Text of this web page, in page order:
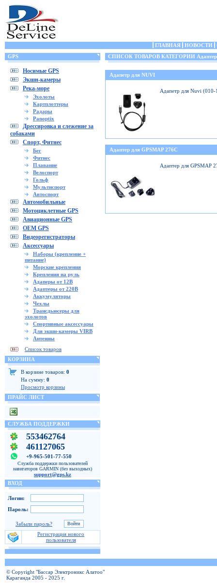
ГЛАВНАЯ НОВОСТИ
GPS
Носимые GPS
Экшн-камеры
Река-море
Эхолоты
Картплоттеры
Радары
Panoptix
Дрессировка и слежение за
собаками
Спорт, Фитнес
Бег
Фитнес
Плавание
Велоспорт
Гольф
Мультиспорт
Автоспорт
Автомобильные
Мотоциклетные GPS
Авиационные GPS
OEM GPS
Видеорегистраторы
Аксессуары
Наборы (крепление +
питание)
Морские крепления
Крепления на руль
Адаперы от 12В
Адаптеры от 220В
Аккумуляторы
Чехлы
Трансдьюсеры для
эхолотов
Спортивные аксессуары
Для экшн-камеры VIRB
Антенны
Список товаров
КОРЗИНА
В корзине товаров: 0
На сумму: 0
Просмотр корзины
ПРАЙС ЛИСТ
СЛУЖБА ПОДДЕРЖКИ
553462764
461127065
+9-965-501-77-550
Служба поддержки пользователей
навигаторов GARMIN (без выходных)
support@gps.kz
ВХОД
Логин:
Пароль:
Забыли пароль?
Регистрация нового
пользователя
СПИСОК ТОВАРОВ КАТЕГОРИИ
Адапетр для NUVI
Адапетр для Nuvi
Адаптер для GPSMAP 276C
Адаптер для GPSMAP
© Copyright "Бассар Электроникс Алатоо"
Караганда 2005 - 2025 г.